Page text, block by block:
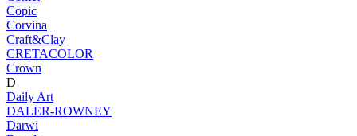
Copic
Corvina
Craft&Clay
CRETACOLOR
Crown
D
Daily Art
DALER-ROWNEY
Darwi